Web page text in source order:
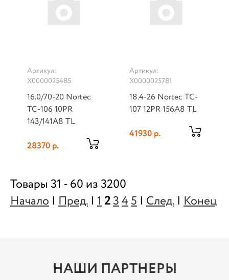
Артикул:
Х0000025485
16.0/70-20 Nortec
TC-106 10PR
143/141A8 TL
28370 р.
Артикул:
Х0000025781
18.4-26 Nortec TC-
107 12PR 156A8 TL
41930 р.
Товары 31 - 60 из 3200
Начало | Пред. | 12345 | След. | Конец
НАШИ ПАРТНЕРЫ